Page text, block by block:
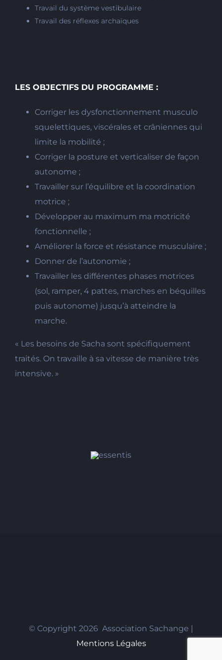
Travail du système vestibulaire
Travail des réflexes archaïques
LES OBJECTIFS DU PROGRAMME :
Corriger les dysfonctionnement musculo
squelettiques, viscérales et crâniennes qui
limite la mobilité ;
Corriger la posture et verticaliser de façon
autonome ;
Travailler sur l’équilibre et la coordination
motrice ;
Développer au maximum ma motricité
fonctionnelle ;
Améliorer la force et résistance musculaire ;
Donner de l’autonomie ;
Travailler les différentes phases motrices
(sol, ramper, 4 pattes, marches en béquilles
puis autonome) jusqu’à atteindre la
marche.
« Les besoins de Sacha sont spécifiquement
traités. On travaille à sa vitesse de manière très
intensive. »
© Copyright 2026 Association Sachange |
Mentions Légales